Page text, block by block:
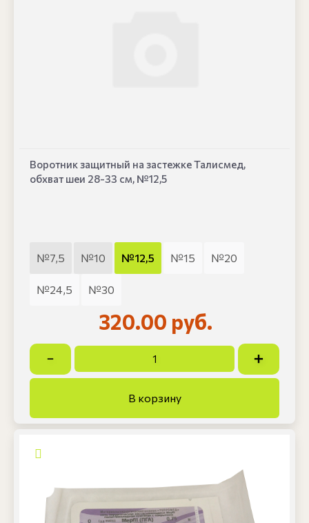
Воротник защитный на застежке Талисмед,
обхват шеи 28-33 см, №12,5
№7,5 №10 №12,5 №15 №20
№24,5 №30
320.00 руб.